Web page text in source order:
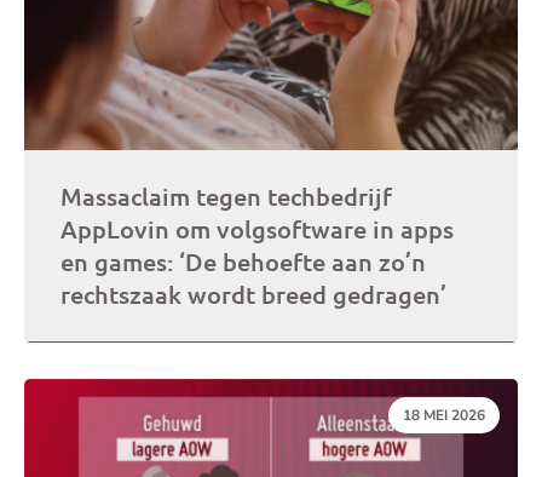
Massaclaim tegen techbedrijf
AppLovin om volgsoftware in apps
en games: ‘De behoefte aan zo’n
rechtszaak wordt breed gedragen’
DATUM:
18 MEI 2026